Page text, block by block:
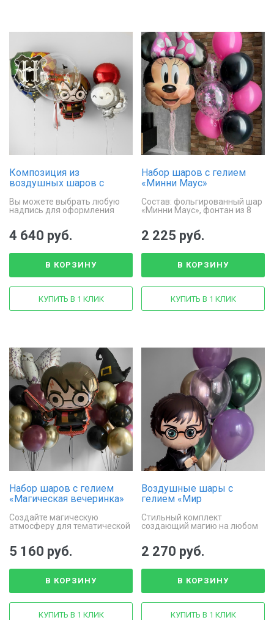
Композиция из
воздушных шаров с
Вы можете выбрать любую
надпись для оформления
4 640 руб.
В КОРЗИНУ
КУПИТЬ В 1 КЛИК
Набор шаров с гелием
«Минни Маус»
Состав: фольгированный шар
«Минни Маус», фонтан из 8
2 225 руб.
В КОРЗИНУ
КУПИТЬ В 1 КЛИК
Набор шаров с гелием
«Магическая вечеринка»
Создайте магическую
атмосферу для тематической
5 160 руб.
В КОРЗИНУ
КУПИТЬ В 1 КЛИК
Воздушные шары с
гелием «Мир
Стильный комплект
создающий магию на любом
2 270 руб.
В КОРЗИНУ
КУПИТЬ В 1 КЛИК